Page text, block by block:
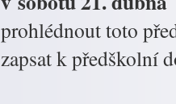
prohlédnout toto
zapsat k předškolní